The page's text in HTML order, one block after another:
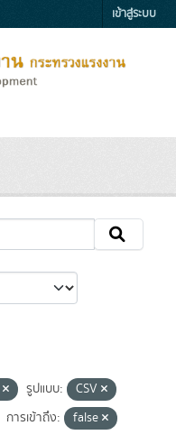
เข้าสู่ระบบ
รูปแบบ:
CSV
การเข้าถึง:
false